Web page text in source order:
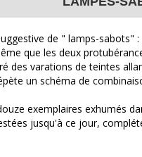
de " lamps-
que les deux
des varations de teintes
un schéma de
exemplaires exhumés
jusqu'à ce jour,